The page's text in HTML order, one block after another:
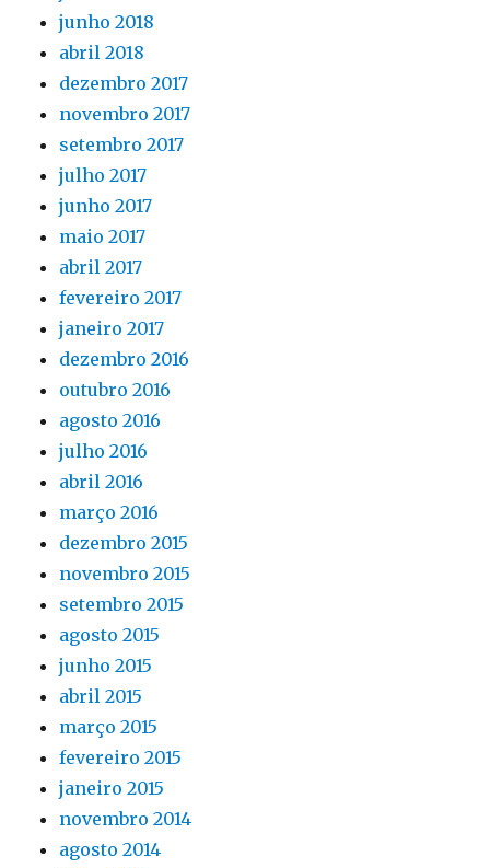
junho 2018
abril 2018
dezembro 2017
novembro 2017
setembro 2017
julho 2017
junho 2017
maio 2017
abril 2017
fevereiro 2017
janeiro 2017
dezembro 2016
outubro 2016
agosto 2016
julho 2016
abril 2016
março 2016
dezembro 2015
novembro 2015
setembro 2015
agosto 2015
junho 2015
abril 2015
março 2015
fevereiro 2015
janeiro 2015
novembro 2014
agosto 2014